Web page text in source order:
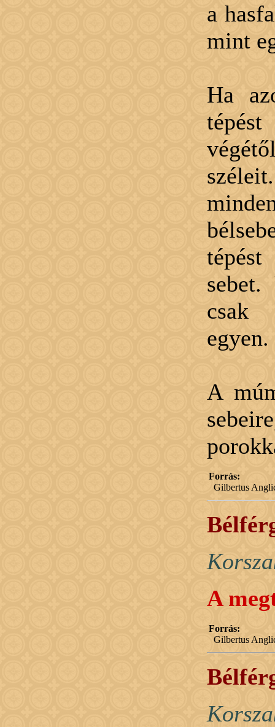
a
mint
Ha
csak
egyen.
A
Forrás:
Gilbertus
A
Forrás:
Gilbertus